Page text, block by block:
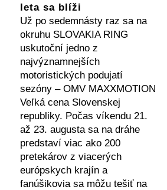
leta sa blíži
Už po sedemnásty raz sa na
okruhu SLOVAKIA RING
uskutoční jedno z
najvýznamnejších
motoristických podujatí
sezóny – OMV MAXXMOTION
Veľká cena Slovenskej
republiky. Počas víkendu 21.
až 23. augusta sa na dráhe
predstaví viac ako 200
pretekárov z viacerých
európskych krajín a
fanúšikovia sa môžu tešiť na